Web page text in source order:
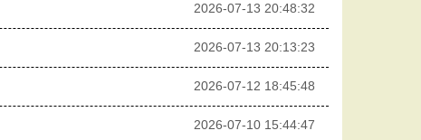
2026-07-13 20:48:32
2026-07-13 20:13:23
2026-07-12 18:45:48
2026-07-10 15:44:47